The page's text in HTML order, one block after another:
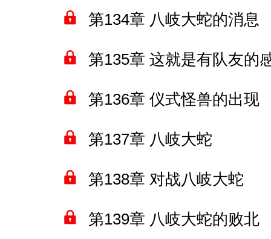
第134章 八岐大蛇的消息
第135章 这就是有队友的
第136章 仪式怪兽的出现
第137章 八岐大蛇
第138章 对战八岐大蛇
第139章 八岐大蛇的败北